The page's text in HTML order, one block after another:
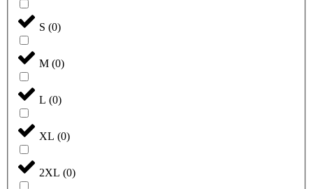
S (0)
M (0)
L (0)
XL (0)
2XL (0)